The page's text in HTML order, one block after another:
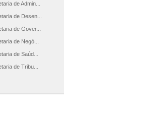
de Admin...
de Desen...
de Gover...
de Negó...
de Saúd...
de Tribu...